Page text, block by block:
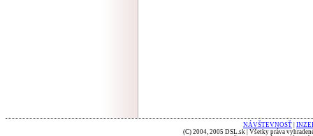
NÁVŠTEVNOSŤ
(C) 2004, 2005 DSL.sk | Všetky práva